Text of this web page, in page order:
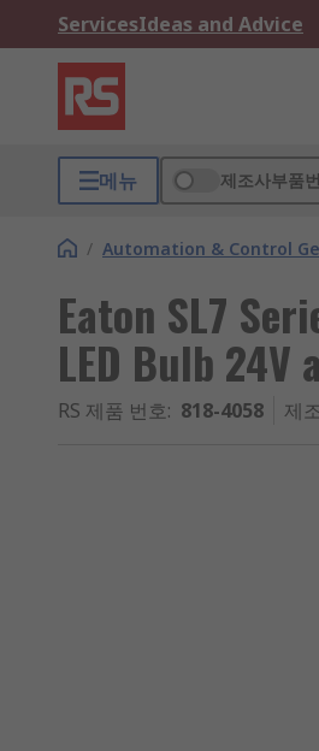
ServicesIdeas and Advice
메뉴 제조사부품
/ Automation & Control
Eaton SL7
LED Bulb 24V
RS 제품 번호: 818-4058 제